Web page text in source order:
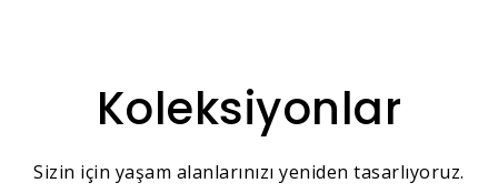
Koleksiyonlar
Sizin için yaşam alanlarınızı yeniden tasarlıyoruz.